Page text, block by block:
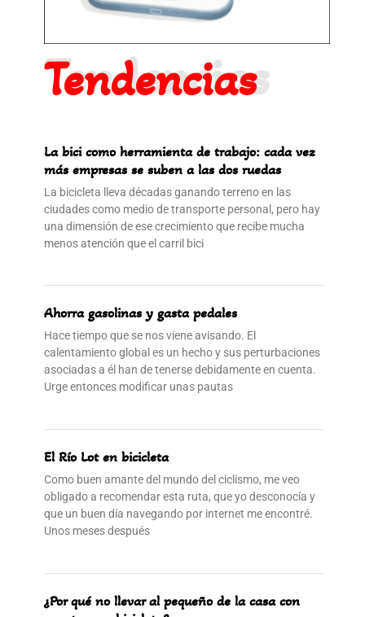
Tendencias
Tendencias
La bici como herramienta de trabajo: cada vez
más empresas se suben a las dos ruedas
La bicicleta lleva décadas ganando terreno en las
ciudades como medio de transporte personal, pero hay
una dimensión de ese crecimiento que recibe mucha
menos atención que el carril bici
Ahorra gasolinas y gasta pedales
Hace tiempo que se nos viene avisando. El
calentamiento global es un hecho y sus perturbaciones
asociadas a él han de tenerse debidamente en cuenta.
Urge entonces modificar unas pautas
El Río Lot en bicicleta
Como buen amante del mundo del ciclismo, me veo
obligado a recomendar esta ruta, que yo desconocía y
que un buen día navegando por internet me encontré.
Unos meses después
¿Por qué no llevar al pequeño de la casa con